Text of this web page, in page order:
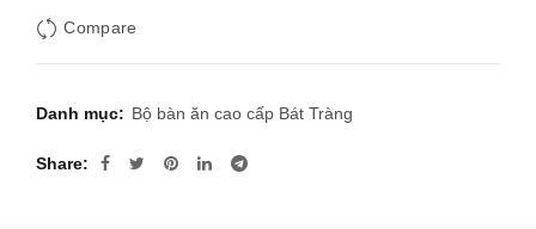
Compare
Danh mục: Bộ bàn ăn cao cấp Bát Tràng
Share